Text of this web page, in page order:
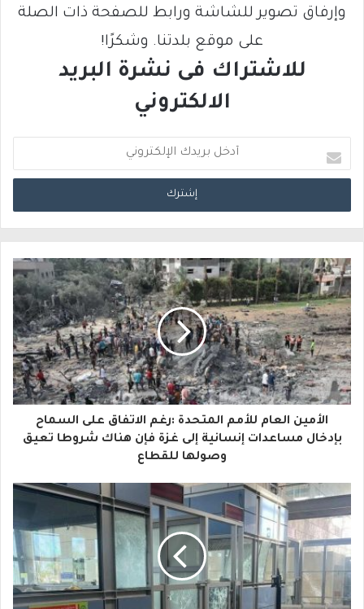
وإرفاق تصوير للشاشة ورابط للصفحة ذات الصلة
على موقع بلدتنا. وشكرًا!
للاشتراك فى نشرة البريد
الالكتروني
د
خ
ب
ر
ي
د
ك
ا
ل
ك
ت
ر
الأمين العام للأمم المتحدة :رغم الاتفاق على السماح
بإدخال مساعدات إنسانية إلى غزة فإن هناك شروطا تعيق
وصولها للقطاع